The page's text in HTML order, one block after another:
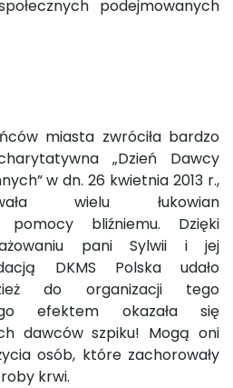
podejmowanych
miasta zwróciła bardzo
„Dzień Dawcy
w dn. 26 kwietnia 2013 r.,
wielu łukowian
pomocy bliźniemu. Dzięki
pani Sylwii i jej
DKMS Polska udało
do organizacji tego
efektem okazała się
dawców szpiku! Mogą oni
osób, które zachorowały
krwi.